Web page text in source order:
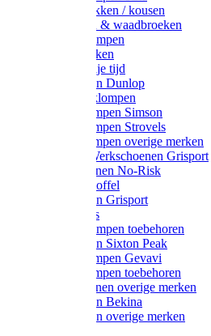
Thermo sokken / kousen
Lieslaarzen & waadbroeken
Houten klompen
Wandelsokken
Laarzen vrije tijd
Werklaarzen Dunlop
Kunststof klompen
Schoenklompen Simson
Schoenklompen Strovels
Schoenklompen overige merken
Wandel-/ Werkschoenen Grisport
Werkschoenen No-Risk
Klomppantoffel
Werklaarzen Grisport
Accessoires
Houten klompen toebehoren
Werklaarzen Sixton Peak
Schoenklompen Gevavi
Schoenklompen toebehoren
Werkschoenen overige merken
Werklaarzen Bekina
Werklaarzen overige merken